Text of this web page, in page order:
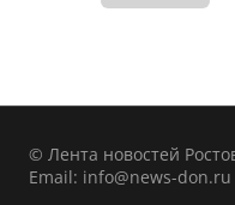
© Лента новостей
Email: info@news-don.ru